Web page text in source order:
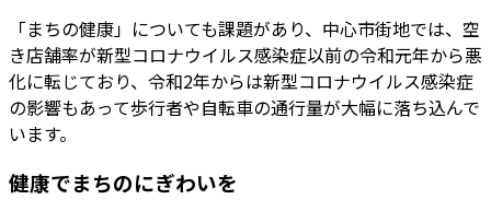
「まちの健康」についても課題があり、中心市街地では、空
き店舗率が新型コロナウイルス感染症以前の令和元年から悪
化に転じており、令和2年からは新型コロナウイルス感染症
の影響もあって歩行者や自転車の通行量が大幅に落ち込んで
います。
健康でまちのにぎわいを